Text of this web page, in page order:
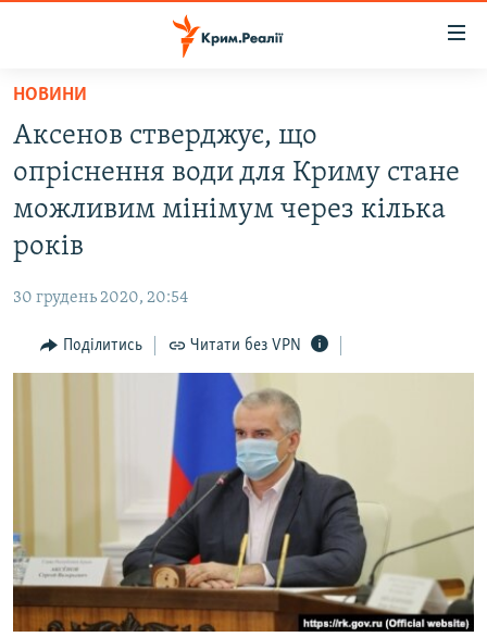
Перейти
основного
матеріалу
Перейти
до
основної
Перейти
пошуку
ВІДЕО ТА ФОТО
ПОЛІТИКА
ПОГЛЯД
ІНТЕРВ'Ю
ВІДЕОУРОКИ «ELIFBE»
СВІДЧЕННЯ ОКУПАЦІЇ
УКРАЇНСЬКА ПРОБЛЕМА КРИМУ
ІНФОГРАФІКА
ЯК ОБІЙТИ БЛОКУВАННЯ
Qırımtatar
ДОЛУЧАЙСЯ!
НОВИНИ
Аксенов стверджує, що
опріснення води для Криму стане
можливим мінімум через кілька
років
30 грудень 2020, 20:54
Поділитись Читати без VPN